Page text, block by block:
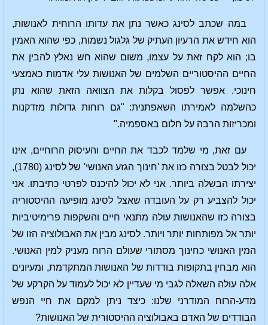
במה שכתב לסינג כאשר נתן את עדותו הרוחית לאנושות,
הוא חידש את הרעיון העתיק של גלגול נשמות, כפי שהוא האמין
בו; הוא לקח זאת על עצמו, משום שהוא חש נאלץ להבין את
החיים ההיסטוריים השלמים של האנושות עלי אדמות כאמצעי
חינוכי. אפשר לפסול בקלות את הצוואה הזאת שהוא נתן
כהשלמה לאמירתו השאפתנית: "גם רוחות גדולות מזדקנות
ומכריזות הרבה על חלום באספמיה."
עם זאת, מי שלמד לכבד את החיים והעיסוק הרוחיים, אינו
יכול לבטל בצורה כזו את 'חינוך הגזע האנושי' של לסינג (1780),
יצירתו הבשלה ביותר. אני לא יכול להיכנס לפרטי כתיבתו. אני
יכול להצביע רק על העובדה שאצל לסינג מופיעה ההיסטוריה
בצורה כזו שהאנושות עולה מתנאי חיים והשקפות פרימיטיביות
יותר אל מפותחות יותר ויותר. לסינג מבין את האבולוציה הזו של
המין האנושי כחינוך מסתורי שעולם הרוח מעניק למין האנושי.
הוא מבחין בתקופות בודדות של האנושות המתקדמת, ומעיונים
אלה עולה השאלה לגבי מי שעדיין לא יכול לעמוד על הקרקע של
מדע-הרוח המודרני שלנו: כיצד ניתן למקם את חיי הנפש
הבודדים של האדם באבולוציה ההיסטורית של האנושות?